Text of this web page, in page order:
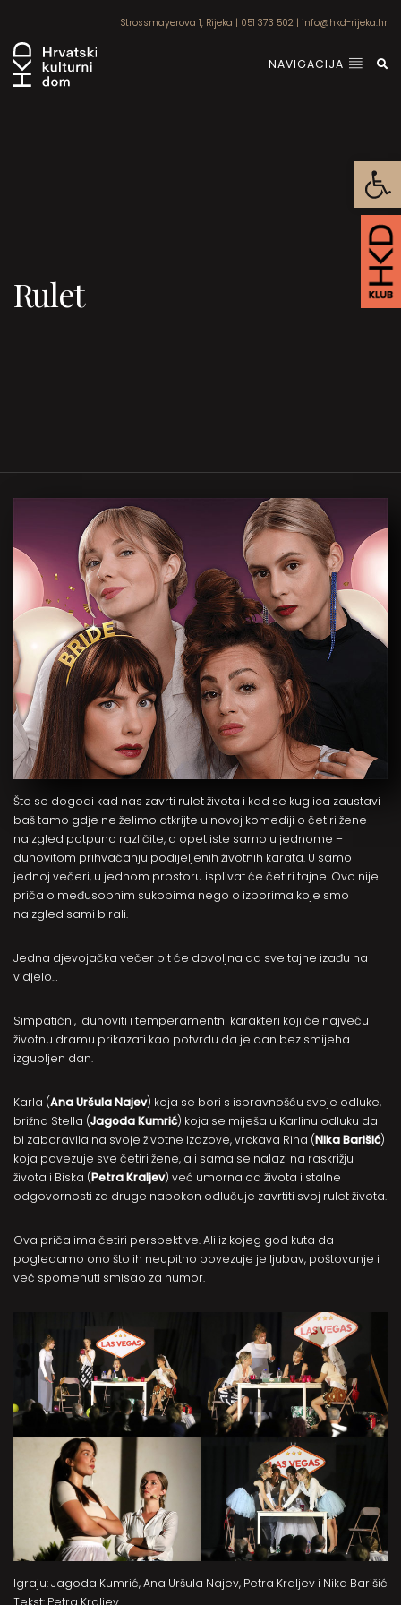
Strossmayerova 1, Rijeka | 051 373 502 | info@hkd-rijeka.hr
NAVIGACIJA
Rulet
Što se dogodi kad nas zavrti rulet života i kad se kuglica zaustavi
baš tamo gdje ne želimo otkrijte u novoj komediji o četiri žene
naizgled potpuno različite, a opet iste samo u jednome –
duhovitom prihvaćanju podijeljenih životnih karata. U samo
jednoj večeri, u jednom prostoru isplivat će četiri tajne. Ovo nije
priča o međusobnim sukobima nego o izborima koje smo
naizgled sami birali.
Jedna djevojačka večer bit će dovoljna da sve tajne izađu na
vidjelo…
Simpatični, duhoviti i temperamentni karakteri koji će najveću
životnu dramu prikazati kao potvrdu da je dan bez smijeha
izgubljen dan.
Karla (Ana Uršula Najev) koja se bori s ispravnošću svoje odluke,
brižna Stella (Jagoda Kumrić) koja se miješa u Karlinu odluku da
bi zaboravila na svoje životne izazove, vrckava Rina (Nika Barišić)
koja povezuje sve četiri žene, a i sama se nalazi na raskrižju
života i Biska (Petra Kraljev) već umorna od života i stalne
odgovornosti za druge napokon odlučuje zavrtiti svoj rulet života.
Ova priča ima četiri perspektive. Ali iz kojeg god kuta da
pogledamo ono što ih neupitno povezuje je ljubav, poštovanje i
već spomenuti smisao za humor.
Igraju: Jagoda Kumrić, Ana Uršula Najev, Petra Kraljev i Nika Barišić